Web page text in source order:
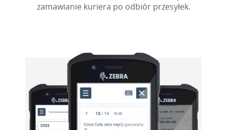
zamawianie kuriera po odbiór przesyłek.